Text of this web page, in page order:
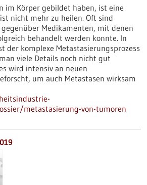
im Körper gebildet haben, ist eine
nicht mehr zu heilen. Oft sind
Medikamenten, mit denen
behandelt werden konnte. In
der komplexe Metastasierungsprozess
viele Details noch nicht gut
wird intensiv an neuen
um auch Metastasen wirksam
metastasierung-von-tumoren